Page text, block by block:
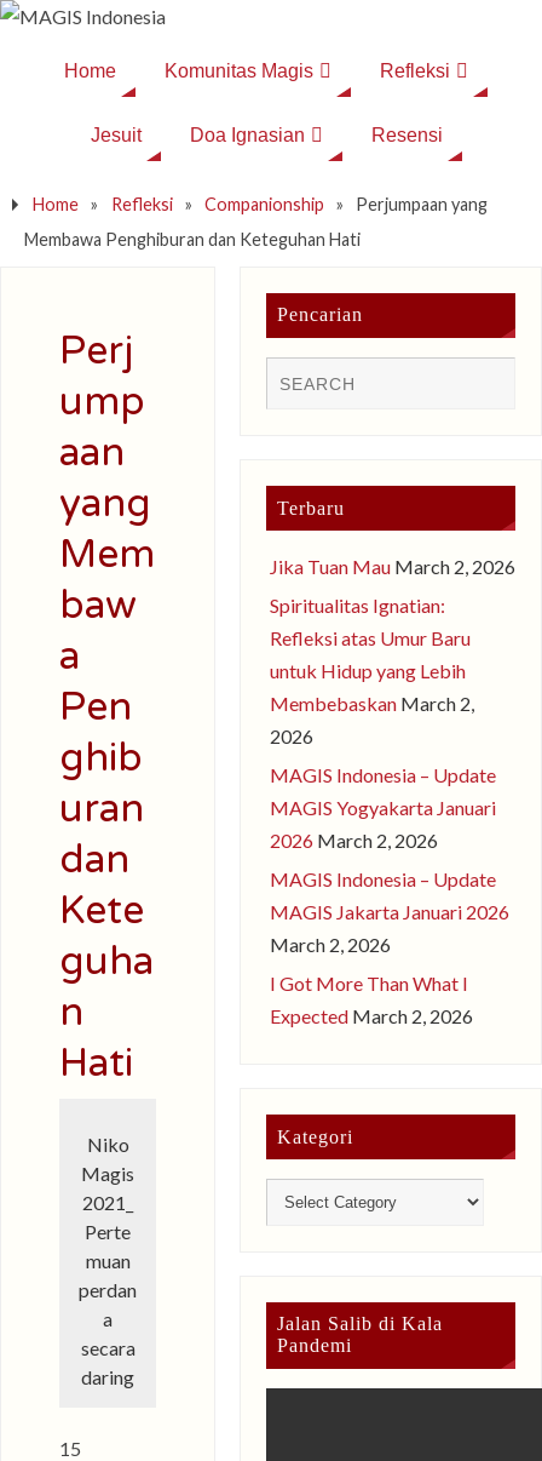
Home Komunitas Magis Refleksi
Jesuit Doa Ignasian Resensi
Home » Refleksi » Companionship »
Perjumpaan yang
Membawa Penghiburan dan Keteguhan Hati
Perj
ump
aan
yang
Mem
baw
a
Pen
ghib
uran
dan
Kete
guha
n
Hati
Niko
Magis
2021_
Perte
muan
perdan
a
secara
daring
15
Pencarian
Terbaru
Jika Tuan Mau March 2, 2026
Spiritualitas Ignatian:
Refleksi atas Umur Baru
untuk Hidup yang Lebih
Membebaskan March 2,
2026
MAGIS Indonesia – Update
MAGIS Yogyakarta Januari
2026 March 2, 2026
MAGIS Indonesia – Update
MAGIS Jakarta Januari 2026
March 2, 2026
I Got More Than What I
Expected March 2, 2026
Kategori
Jalan Salib di Kala
Pandemi